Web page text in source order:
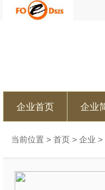
企业首页 企业
当前位置 > 首页 > 企业 >